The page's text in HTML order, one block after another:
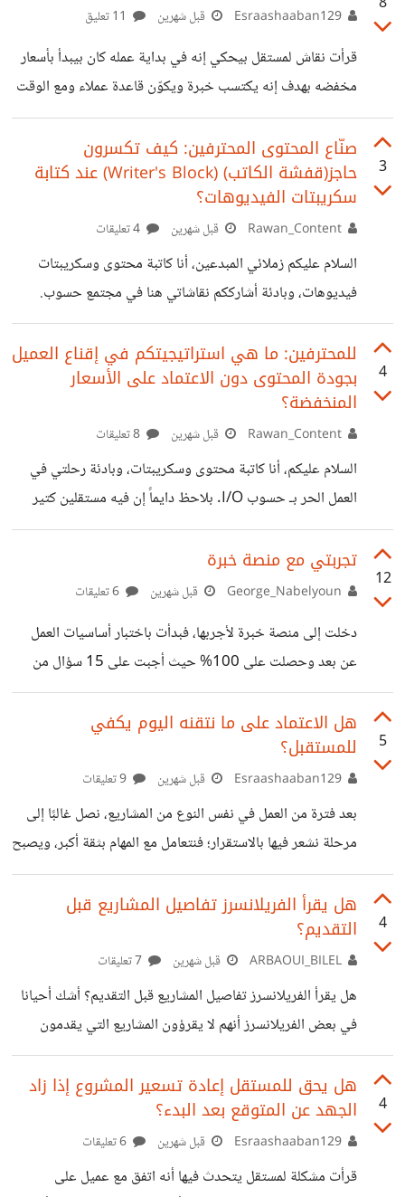
صاحب المشروع طلب تخفيض الأجر بشكل كبير، مبررًا ذلك بأن
يستحق نفس التكلفة المعتادة. اعترض المستقل على ذلك،
موضحًا أن استخدام أدوات الذكاء الاصطناعي لا يعني أن تنفيذ
العمل أصبح بسيط أو بلا قيمة،
قبل شهرين
قرأت نقاش لمستقل بيحكي إنه في بداية عمله كان بيبدأ بأسعار
مخفضه بهدف إنه يكتسب خبرة ويكوّن قاعدة عملاء ومع الوقت
بدأ يطوّر مهاراته ويشتغل على مشاريع أكتر وأصعب، وفعليًا
مستوى شغله اتحسن بشكل واضح. لكن بعد فترة بدأ يحس إن
الأسعار اللي بيشتغل بيها حالياً ما بقتش مناسبة لمستواه الحالي
ولا للخبرة اللي اكتسبها مع الوقت. فبدأ يفكر إنه حان الوقت لرفع
السعر لكن في نفس الوقت عنده قلق وخوف إنه يخسر بعض
العملاء، خصوصًا إن طريقة طرح زيادة
3
صنّاع المحتوى المحترفين: كيف تكسرون
حاجز(قفشة الكاتب) (Writer's Block) عند كتابة
سكريبتات الفيديوهات؟
قبل شهرين
السلام عليكم زملائي المبدعين، أنا كاتبة محتوى وسكريبتات
فيديوهات، وبادئة أشارككم نقاشاتي هنا في مجتمع حسوب. ​
ساعات كتير الواحد بتجيله أفكار ممتازة، بس لما ييجي يفتح
الصفحة البيضاء عشان يبدأ يكتب السكريبت أو المقال، بيحس
بعقم في الأفكار أو بما يسمى بـ (حبسة الكاتب)(Writer's
Block)، والوقت بيضيع من غير إنجاز حقيقي. ​حابة أعرف من
واقع تجاربكم اليومية: إيه الطريقة أو الروتين اللي بتعملوه عشان
تكسروا اللحظة دي؟ هل بتعتمدوا على (الذكاء الاصطناعي) عشان
يرمي لكم أفكار أولية؟ ولا بتسيبوا الكتابة
4
للمحترفين: ما هي استراتيجيتكم في إقناع العميل
بجودة المحتوى دون الاعتماد على الأسعار
المنخفضة؟
قبل شهرين
السلام عليكم، أنا كاتبة محتوى وسكريبتات، وبادئة رحلتي في
العمل الحر بـ حسوب I/O. ​بلاحظ دايماً إن فيه مستقلين كتير
بيتنافسوا بتقديم أقل سعر ممكن عشان يكسبوا العميل، بس أنا
حابة أركز من البداية على جودة الشغل وبناء معرض أعمال قوي. ​
سؤالي للمحترفين هنا: من واقع تجاربكم، إزاي بتقنعوا العميل
طريقة لعرض عينات الشغل بحيث تخلي صاحب المشروع
يختارك وهو مطمئن؟ حابة أستفيد من نصائحكم وخبراتكم. شكراً
لكم جميعاً.
12
تجربتي مع منصة خبرة
قبل شهرين
دخلت إلى منصة خبرة لأجربها، فبدأت باختبار أساسيات العمل
عن بعد وحصلت على 100% حيث أجبت على 15 سؤال من
أصل 15 بطريقة صحيحة وأستغرق مني الاختبار 21 دقيقة، ثم
لفت انتباهي أن الاختبارات مبنية على مواقف تحاكي ما قد
أواجهه أثناء العمل. أثناء الحل وجدت نفسي أتوقف عند بعض
الأسئلة وأفكر كنت سأتصرف بهذا الشكل فعلًا؟ وليس فقط
5
هل الاعتماد على ما نتقنه اليوم يكفي
للمستقبل؟
قبل شهرين
بعد فترة من العمل في نفس النوع من المشاريع، نصل غالبًا إلى
مرحلة نشعر فيها بالاستقرار؛ فنتعامل مع المهام بثقة أكبر، ويصبح
التنفيذ أسرع، ونتمكن من تقديم النتائج بثقة أكبر بفضل الخبرة
التي اكتسبناها مع الوقت. وهذا في حد ذاته ميزة مهمة، لأنه
يساعدنا على بناء تخصص واضح وتحقيق مستوى جيد من
الكفاءة في العمل. ورغم ذلك قد يتحول هذا الاستقرار إلى عائق
إذا أصبح مجرد تكرار دائم لنفس الأعمال دون السعي لتعلم شيء
جديد. فالسوق يتغير باستمرار، وتظهر أدوات
4
هل يقرأ الفريلانسرز تفاصيل المشاريع قبل
التقديم؟
قبل شهرين
هل يقرأ الفريلانسرز تفاصيل المشاريع قبل التقديم؟ أشك أحيانا
في بعض الفريلانسرز أنهم لا يقرؤون المشاريع التي يقدمون
عليها. فحص سريع لعنوان المشروع وتقديم دون تثبت من
المعطيات اليوم وجدت "مشروعا" عليه أكثر من 60 بروبوزل
صاحبه يعرض مهاراته منفذا لنوع ما من الخدمات. ما استوقفني
أن ولا شخص من 60 قرر قبل أن يضغط زر إرسال عرضه أن يعيد
4
هل يحق للمستقل إعادة تسعير المشروع إذا زاد
الجهد عن المتوقع بعد البدء؟
قبل شهرين
قرأت مشكلة لمستقل يتحدث فيها أنه اتفق مع عميل على